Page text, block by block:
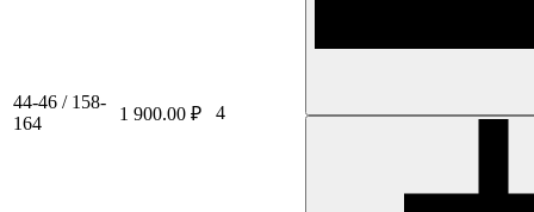
44-46 / 158-
164
1 900.00 ₽ 4